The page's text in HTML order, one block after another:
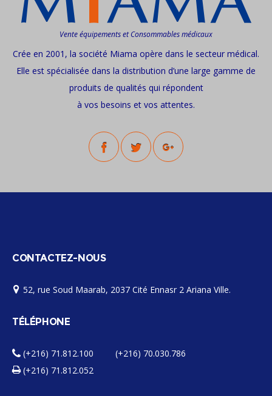
Vente équipements et Consommables médicaux
Crée en 2001, la société Miama opère dans le secteur médical.
Elle est spécialisée dans la distribution d’une large gamme de
produits de qualités qui répondent
à vos besoins et vos attentes.
CONTACTEZ-NOUS
52, rue Soud Maarab, 2037 Cité Ennasr 2 Ariana Ville.
TÉLÉPHONE
(+216) 71.812.100 (+216) 70.030.786
(+216) 71.812.052